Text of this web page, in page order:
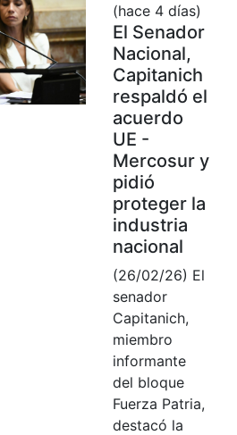
(hace 4 días)
El Senador
Nacional,
Capitanich
respaldó el
acuerdo
UE -
Mercosur y
pidió
proteger la
industria
nacional
(26/02/26) El
senador
Capitanich,
miembro
informante
del bloque
Fuerza Patria,
destacó la